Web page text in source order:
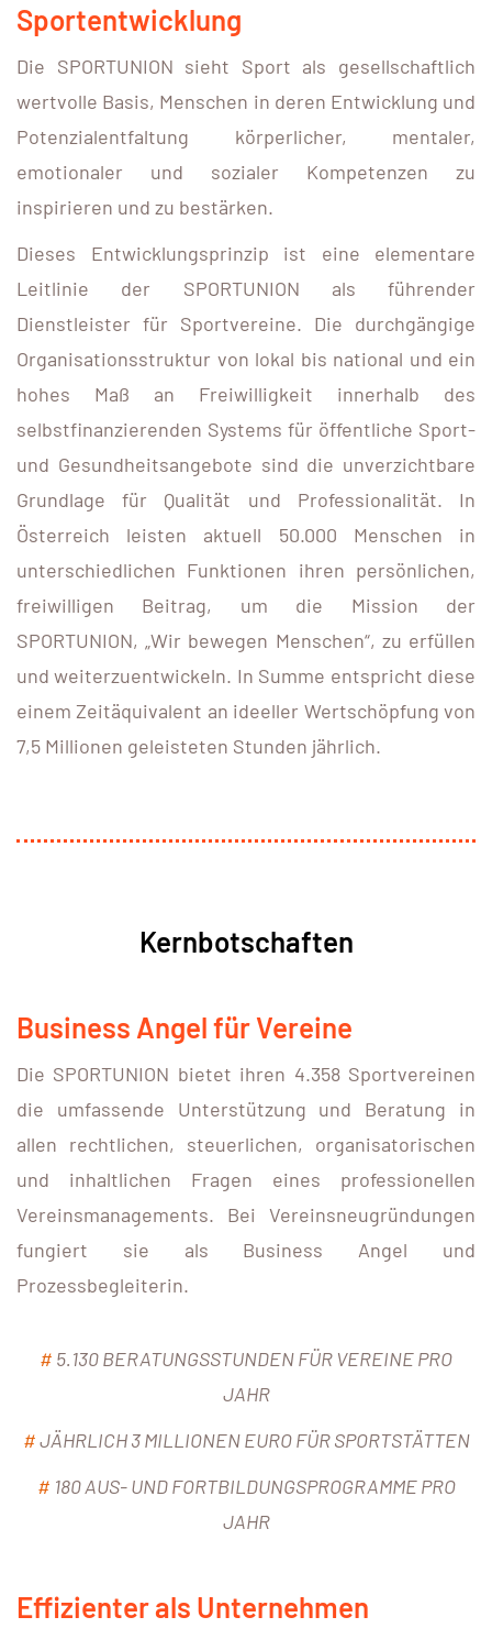
Sportentwicklung
Die SPORTUNION sieht Sport als gesellschaftlich
wertvolle Basis, Menschen in deren Entwicklung und
Potenzialentfaltung körperlicher, mentaler,
emotionaler und sozialer Kompetenzen zu
inspirieren und zu bestärken.
Dieses Entwicklungsprinzip ist eine elementare
Leitlinie der SPORTUNION als führender
Dienstleister für Sportvereine. Die durchgängige
Organisationsstruktur von lokal bis national und ein
hohes Maß an Freiwilligkeit innerhalb des
selbstfinanzierenden Systems für öffentliche Sport-
und Gesundheitsangebote sind die unverzichtbare
Grundlage für Qualität und Professionalität. In
Österreich leisten aktuell 50.000 Menschen in
unterschiedlichen Funktionen ihren persönlichen,
freiwilligen Beitrag, um die Mission der
SPORTUNION, „Wir bewegen Menschen“, zu erfüllen
und weiterzuentwickeln. In Summe entspricht diese
einem Zeitäquivalent an ideeller Wertschöpfung von
7,5 Millionen geleisteten Stunden jährlich.
Kernbotschaften
Business Angel für Vereine
Die SPORTUNION bietet ihren 4.358 Sportvereinen
die umfassende Unterstützung und Beratung in
allen rechtlichen, steuerlichen, organisatorischen
und inhaltlichen Fragen eines professionellen
Vereinsmanagements. Bei Vereinsneugründungen
fungiert sie als Business Angel und
Prozessbegleiterin.
# 5.130 BERATUNGSSTUNDEN FÜR VEREINE PRO
JAHR
#JÄHRLICH 3 MILLIONEN EURO FÜR SPORTSTÄTTEN
# 180 AUS- UND FORTBILDUNGSPROGRAMME PRO
JAHR
Effizienter als Unternehmen